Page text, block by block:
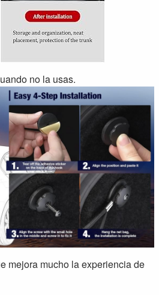
no la usas.
mejora mucho la experiencia de